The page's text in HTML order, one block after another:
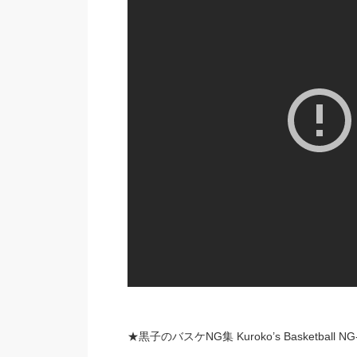
★黒子のバスケNG集 Kuroko’s Basketball